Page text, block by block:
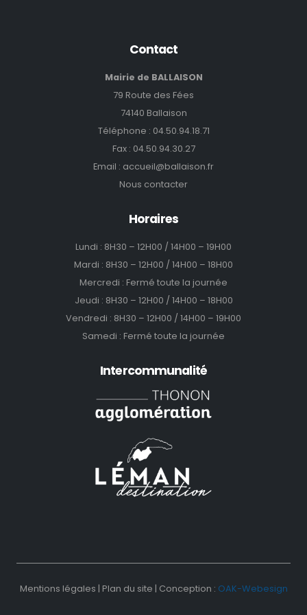
Contact
Mairie de BALLAISON
79 Route des Fées
74140 Ballaison
Téléphone : 04.50.94.18.71
Fax : 04.50.94.30.27
Email : accueil@ballaison.fr
Nous contacter
Horaires
Lundi : 8H30 – 12H00 / 14H00 – 19H00
Mardi : 8H30 – 12H00 / 14H00 – 18H00
Mercredi : Fermé toute la journée
Jeudi : 8H30 – 12H00 / 14H00 – 18H00
Vendredi : 8H30 – 12H00 / 14H00 – 19H00
Samedi : Fermé toute la journée
Intercommunalité
Mentions légales | Plan du site | Conception : OAK-Webesign